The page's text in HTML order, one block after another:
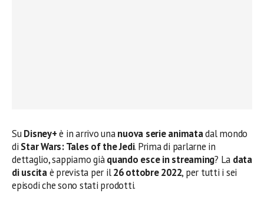
SuDisney+è in arrivo unanuova serie animatadal mondo
di Star Wars: Tales of the Jedi. Prima di parlarne in
dettaglio, sappiamo giàquando esce in streaming? La data
di uscitaè prevista per il26 ottobre 2022, per tutti i sei
episodi che sono stati prodotti.